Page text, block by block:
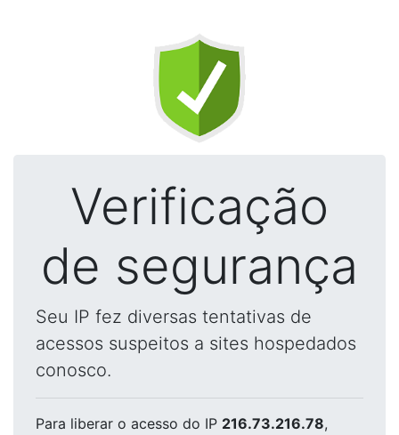
Verificação
de segurança
Seu IP fez diversas tentativas de
acessos suspeitos a sites hospedados
conosco.
Para liberar o acesso do IP 216.73.216.78,